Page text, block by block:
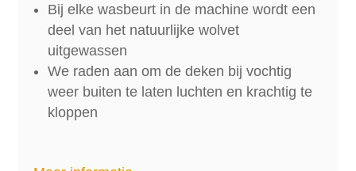
Bij elke wasbeurt in de machine wordt een
deel van het natuurlijke wolvet
uitgewassen
We raden aan om de deken bij vochtig
weer buiten te laten luchten en krachtig te
kloppen